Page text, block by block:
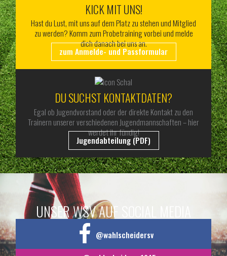
KICK MIT UNS!
Hast du Lust, mit uns auf dem Platz zu stehen und Mitglied
zu werden? Komm zum Probetraining vorbei und melde
dich danach bei uns an.
zum Anmelde- und Passformular
DU SUCHST KONTAKTDATEN?
Egal ob Jugendvorstand oder der direkte Kontakt zu den
Trainern unserer verschiedenen Jugendmannschaften – hier
werdet ihr fündig!
Jugendabteilung (PDF)
UNSER WSV AUF SOCIAL MEDIA
@wahlscheidersv